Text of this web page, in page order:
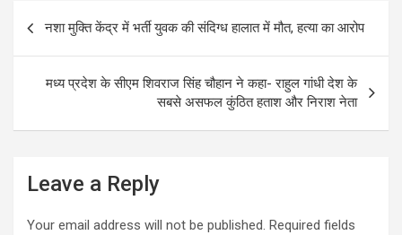
b
o
o
er
s
A
p
p
e
navigation
नशा मुक्ति केंद्र में भर्ती युवक की संदिग्ध हालात में मौत, हत्या का आरोप
मध्य प्रदेश के सीएम शिवराज सिंह चौहान ने कहा- राहुल गांधी देश के
सबसे असफल कुंठित हताश और निराश नेता
Leave a Reply
Your email address will not be published. Required fields